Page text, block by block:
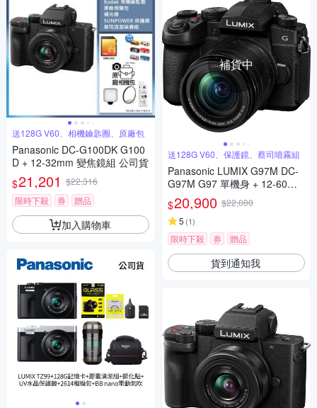
送128G V60、相機鑰匙圈、原廠包
Panasonic DC-G100DK G100
D + 12-32mm 變焦鏡組 公司貨
$21,201 $22,316
限時下殺
券 贈品
加入購物車
補貨中
送128G V60、保護鏡、蔡司噴霧組
Panasonic LUMIX G97M DC-
G97M G97 單機身 + 12-60mm
變焦鏡組 公司貨
$20,900 $22,000
5 (1)
限時下殺 券 贈品
貨到通知我